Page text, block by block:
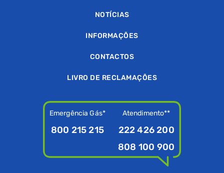
NOTÍCIAS
INFORMAÇÕES
CONTACTOS
LIVRO DE RECLAMAÇÕES
Emergência Gás*
800 215 215
Atendimento**
222 426 200
808 100 900